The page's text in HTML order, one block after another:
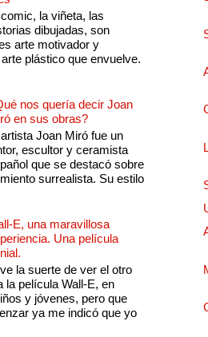
la viñeta, las
dibujadas, son
arte motivador y
plástico que envuelve.
nos quería decir Joan
en sus obras?
Joan Miró fue un
escultor y ceramista
que se destacó sobre
surrealista. Su estilo
E, una maravillosa
Una película
la suerte de ver el otro
la película Wall-E, en
y jóvenes, pero que
ya me indicó que yo